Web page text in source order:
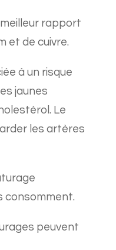
rapport
et de cuivre.
à un risque
jaunes
Le
les artères
consomment.
peuvent